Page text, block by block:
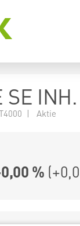
SE
| Aktie
% (